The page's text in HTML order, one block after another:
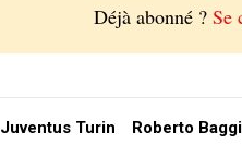
Déjà abonné ? Se
Juventus Turin Roberto